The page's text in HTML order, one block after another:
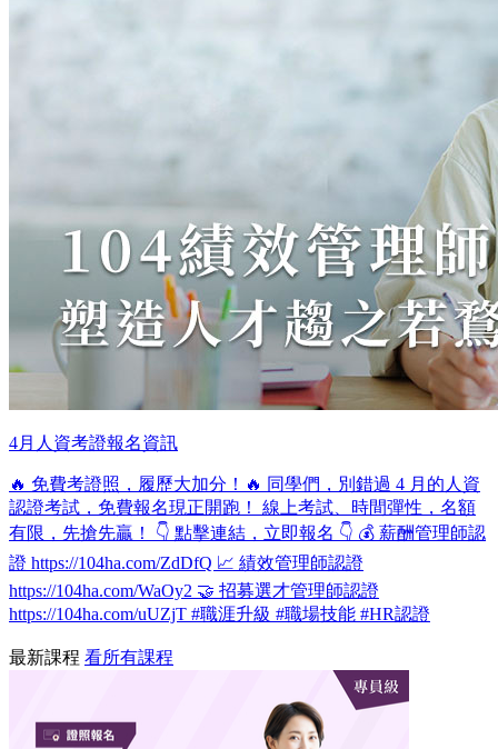
4月人資考證報名資訊
🔥 免費考證照，履歷大加分！🔥 同學們，別錯過 4 月的人資
認證考試，免費報名現正開跑！ 線上考試、時間彈性，名額
有限，先搶先贏！ 👇 點擊連結，立即報名 👇 💰 薪酬管理師認
證 https://104ha.com/ZdDfQ 📈 績效管理師認證
https://104ha.com/WaOy2 🤝 招募選才管理師認證
https://104ha.com/uUZjT #職涯升級 #職場技能 #HR認證
最新課程 看所有課程